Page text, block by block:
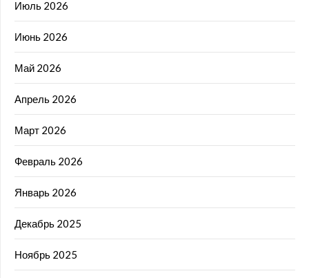
Июль 2026
Июнь 2026
Май 2026
Апрель 2026
Март 2026
Февраль 2026
Январь 2026
Декабрь 2025
Ноябрь 2025